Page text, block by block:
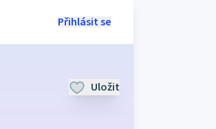
Přihlásit se
Uložit